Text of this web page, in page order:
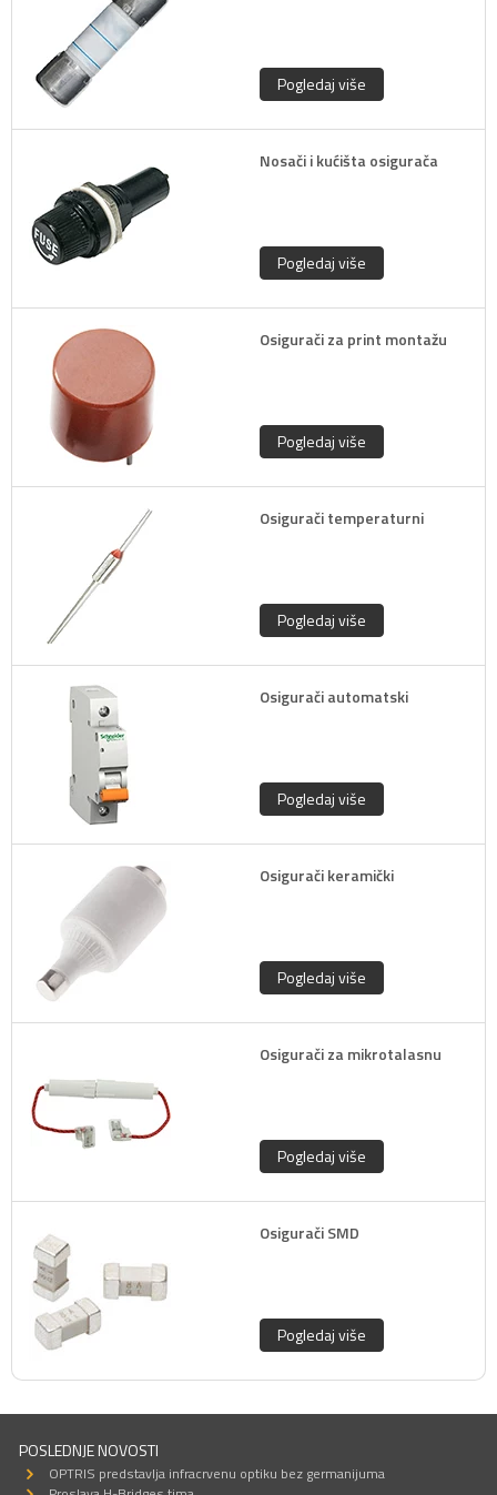
Pogledaj više
Nosači i kućišta osigurača
Pogledaj više
Osigurači za print montažu
Pogledaj više
Osigurači temperaturni
Pogledaj više
Osigurači automatski
Pogledaj više
Osigurači keramički
Pogledaj više
Osigurači za mikrotalasnu
Pogledaj više
Osigurači SMD
Pogledaj više
POSLEDNJE NOVOSTI
OPTRIS predstavlja infracrvenu optiku bez germanijuma